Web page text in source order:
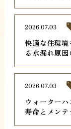
快適な住環
る水漏れ原
2026.07.03
ウォーター
寿命とメンテ
2026.07.03